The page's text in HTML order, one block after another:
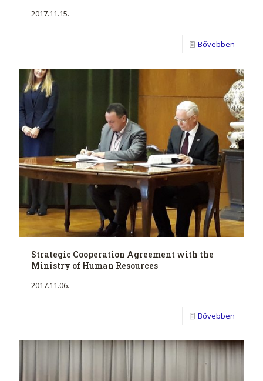
2017.11.15.
Bővebben
Strategic Cooperation Agreement with the
Ministry of Human Resources
2017.11.06.
Bővebben